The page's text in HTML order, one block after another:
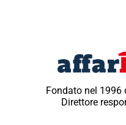
Fondato nel 1996
Direttore